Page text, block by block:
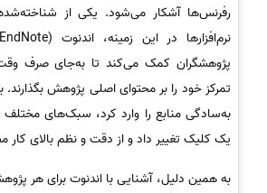
رفرنس‌ها آشکار می‌شود. یکی از
پژوهشگران کمک می‌کند تا به‌جای صرف وقت
تمرکز خود را بر محتوای اصلی پژوهش بگذارند.
به‌سادگی منابع را وارد کرد، سبک‌های مختلف
یک کلیک تغییر داد و از دقت و نظم بالای کار
به همین دلیل، آشنایی با اندنوت برای هر